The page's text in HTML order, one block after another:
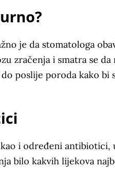
je da stomatologa
zračenja i smatra se
poslije poroda kako bi
i određeni antibiotici,
bilo kakvih lijekova